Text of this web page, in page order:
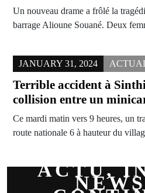
Un nouveau drame a frôlé la
barrage Alioune Souané. Deux
JANUARY 31, 2024
Terrible accident à
collision entre un
Ce mardi matin vers 9 heures, un
route nationale 6 à hauteur du
ACTU,